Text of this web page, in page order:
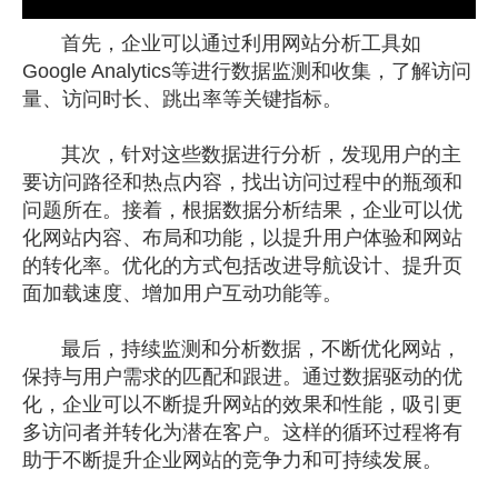
首先，企业可以通过利用网站分析工具如
Google Analytics等进行数据监测和收集，了解访问
量、访问时长、跳出率等关键指标。
其次，针对这些数据进行分析，发现用户的主
要访问路径和热点内容，找出访问过程中的瓶颈和
问题所在。接着，根据数据分析结果，企业可以优
化网站内容、布局和功能，以提升用户体验和网站
的转化率。优化的方式包括改进导航设计、提升页
面加载速度、增加用户互动功能等。
最后，持续监测和分析数据，不断优化网站，
保持与用户需求的匹配和跟进。通过数据驱动的优
化，企业可以不断提升网站的效果和性能，吸引更
多访问者并转化为潜在客户。这样的循环过程将有
助于不断提升企业网站的竞争力和可持续发展。